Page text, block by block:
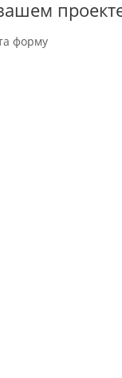
форму